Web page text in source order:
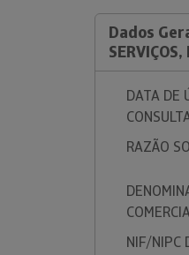
Dados
SERVIÇOS,
DATA DE
RAZÃO
NIF/NIPC